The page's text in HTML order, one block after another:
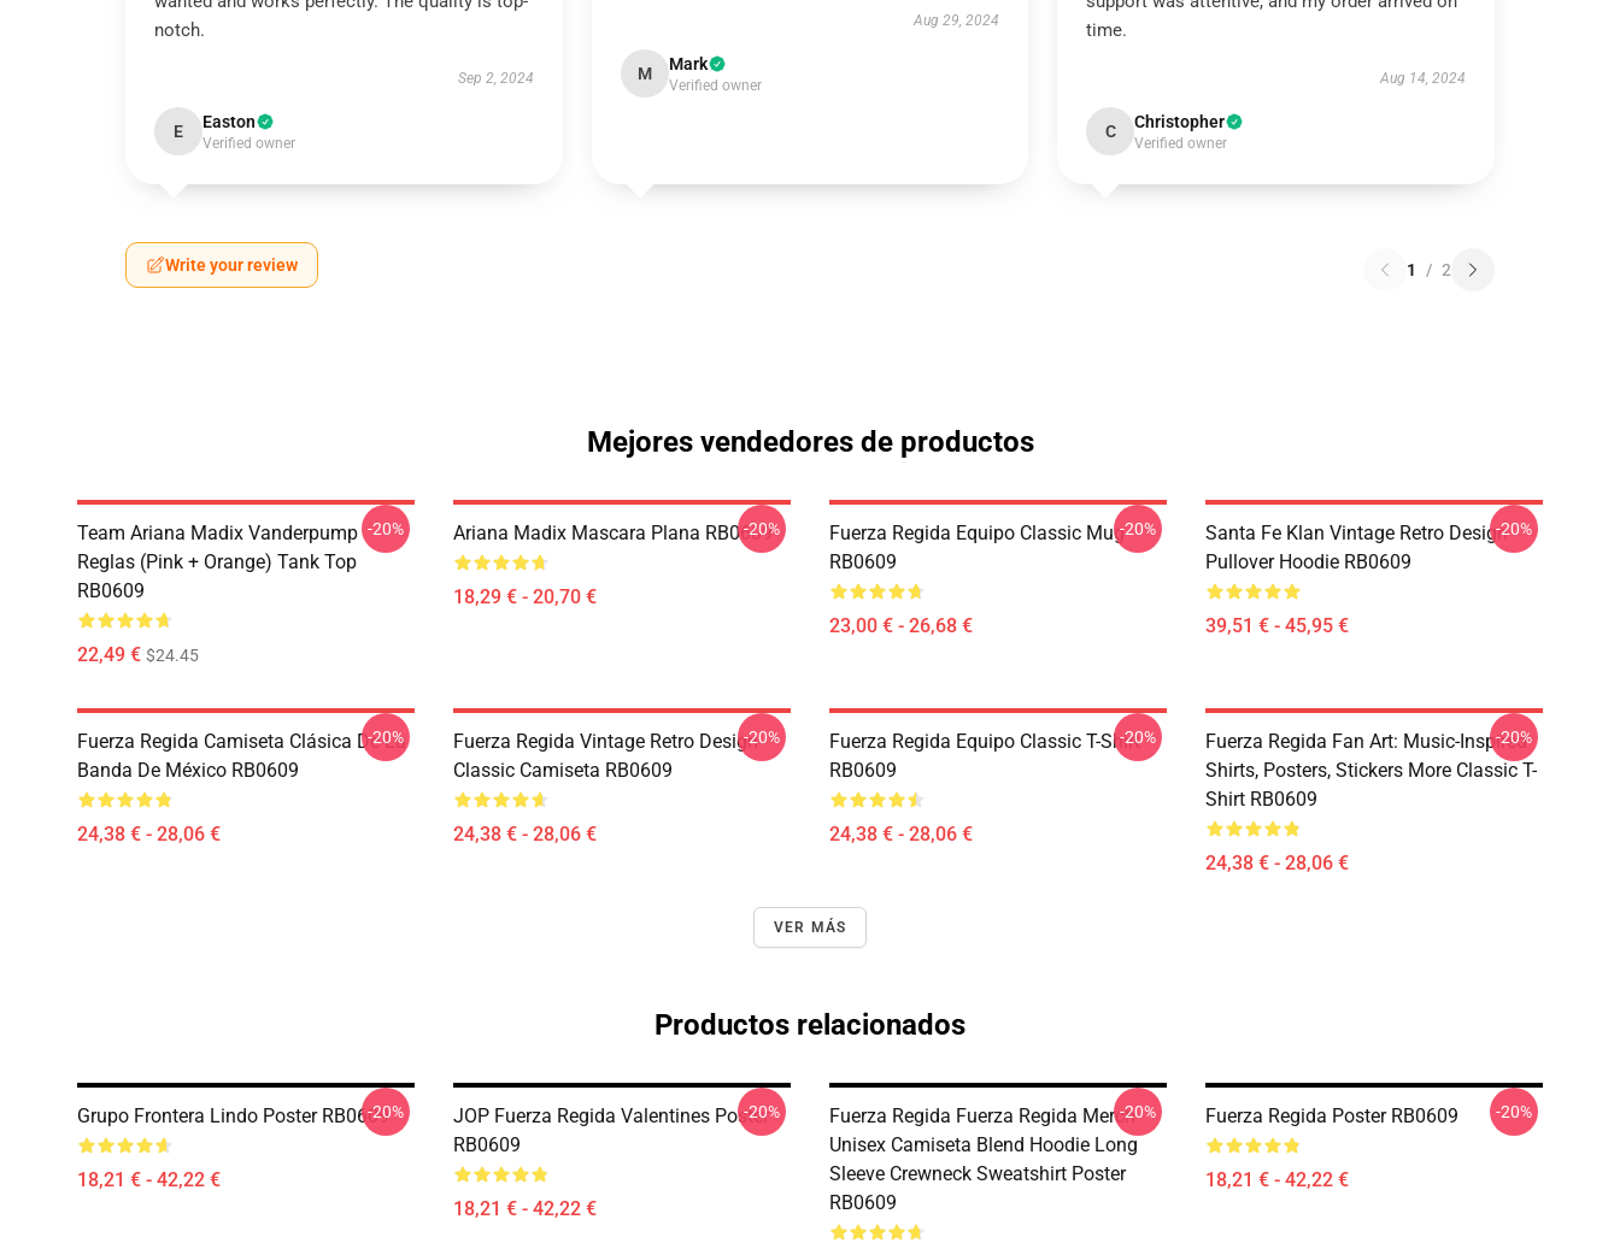
notch.
Sep 2, 2024
E Easton
Verified owner
Aug 29, 2024
M Mark
Verified owner
time.
Aug 14, 2024
C Christopher
Verified owner
Write your review 1 / 2
Mejores vendedores de productos
Team Ariana Madix Vanderpump
Reglas (Pink + Orange) Tank Top
RB0609
22,49 € $24.45
-20% Ariana Madix Mascara Plana RB0609
18,29 € - 20,70 €
-20%
Fuerza Regida Equipo Classic Mug
RB0609
23,00 € - 26,68 €
-20%
Santa Fe Klan Vintage Retro Design
Pullover Hoodie RB0609
39,51 € - 45,95 €
-20%
Fuerza Regida Camiseta Clásica De La
Banda De México RB0609
24,38 € - 28,06 €
-20%
Fuerza Regida Vintage Retro Design
Classic Camiseta RB0609
24,38 € - 28,06 €
-20%
Fuerza Regida Equipo Classic T-Shirt
RB0609
24,38 € - 28,06 €
-20%
Fuerza Regida Fan Art: Music-Inspired
Shirts, Posters, Stickers More Classic T-
Shirt RB0609
24,38 € - 28,06 €
-20%
VER MÁS
Productos relacionados
Grupo Frontera Lindo Poster RB0609
18,21 € - 42,22 €
-20%
JOP Fuerza Regida Valentines Poster
RB0609
18,21 € - 42,22 €
-20%
Fuerza Regida Fuerza Regida Merch
Unisex Camiseta Blend Hoodie Long
Sleeve Crewneck Sweatshirt Poster
RB0609
-20% Fuerza Regida Poster RB0609
18,21 € - 42,22 €
-20%